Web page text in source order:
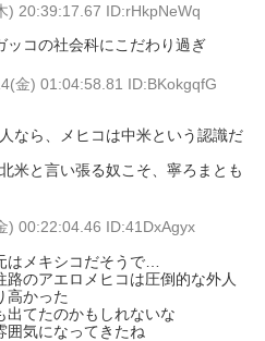
) 20:39:17.67 ID:rHkpNeWq
ッコの社会科にこだわり過ぎ
金) 01:04:58.81 ID:BKokgqfG
なら、メヒコは中米という認識だ
米と言い張る奴こそ、寧ろまとも
) 00:22:04.46 ID:41DxAgyx
はメキシコだそうで…
のアエロメヒコは圧倒的な外人
高かった
出てたのかもしれないな
囲気になってきたね